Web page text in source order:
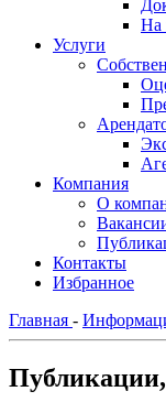
На
Услуги
Компания
О
Контакты
Избранное
Главная -